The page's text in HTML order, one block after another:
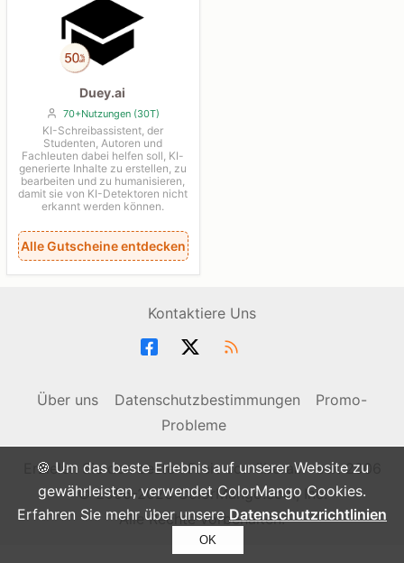
🍪 Um das beste Erlebnis auf unserer Website zu
gewährleisten, verwendet ColorMango Cookies.
Erfahren Sie mehr über unsere Datenschutzrichtlinien
OK
Duey.ai
70+Nutzungen (30T)
KI-Schreibassistent, der
Studenten, Autoren und
Fachleuten dabei helfen soll, KI-
generierte Inhalte zu erstellen, zu
bearbeiten und zu humanisieren,
damit sie von KI-Detektoren nicht
erkannt werden können.
Alle Gutscheine entdecken
Kontaktiere Uns
Über uns Datenschutzbestimmungen
Promo-
Probleme
Erzielen Sie den besten Preis von überall - seit 2006
© 2006-2026 ColorMango.com, Inc.
Alle Rechte vorbehalten.